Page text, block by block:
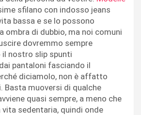
sfilano con indosso jeans
bassa e se lo possono
ombra di dubbio, ma noi comuni
dovremmo sempre
nostro slip spunti
pantaloni fasciando il
diciamolo, non è affatto
Basta muoversi di qualche
quasi sempre, a meno che
vita sedentaria, quindi onde